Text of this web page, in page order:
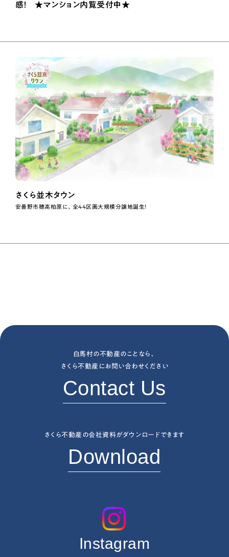
感！ ★マンション内覧受付中★
さくら並木タウン
安曇野市穂高柏原に、全44区画大規模分譲地誕生！
白馬村の不動産のことなら、
さくら不動産にお問い合わせください
Contact Us
さくら不動産の会社資料がダウンロードできます
Download
Instagram